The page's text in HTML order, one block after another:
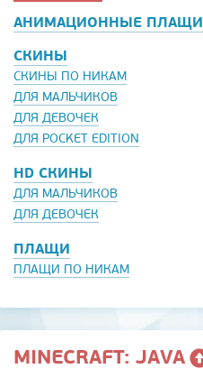
АНИМАЦИОННЫЕ ПЛАЩИ
СКИНЫ
СКИНЫ ПО НИКАМ
ДЛЯ МАЛЬЧИКОВ
ДЛЯ ДЕВОЧЕК
ДЛЯ POCKET EDITION
HD СКИНЫ
ДЛЯ МАЛЬЧИКОВ
ДЛЯ ДЕВОЧЕК
ПЛАЩИ
ПЛАЩИ ПО НИКАМ
MINECRAFT: JAVA